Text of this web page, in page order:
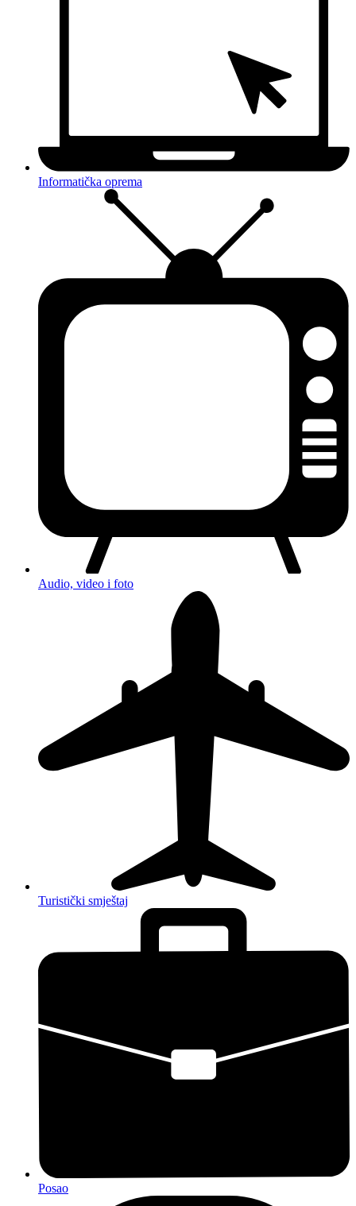
Informatička oprema
Audio, video i foto
Turistički smještaj
Posao